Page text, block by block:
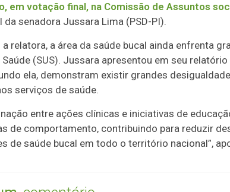
em votação final, na Comissão de Assuntos
da senadora Jussara Lima (PSD-PI).
a relatora, a área da saúde bucal ainda enfrenta
Saúde (SUS). Jussara apresentou em seu
ela, demonstram existir grandes
serviços de saúde.
entre ações clínicas e iniciativas de
de comportamento, contribuindo para reduzir
de saúde bucal em todo o território nacional”,